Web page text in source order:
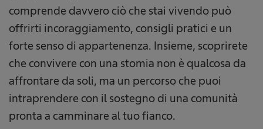
comprende davvero ciò che stai vivendo può
offrirti incoraggiamento, consigli pratici e un
forte senso di appartenenza. Insieme, scoprirete
che convivere con una stomia non è qualcosa da
affrontare da soli, ma un percorso che puoi
intraprendere con il sostegno di una comunità
pronta a camminare al tuo fianco.